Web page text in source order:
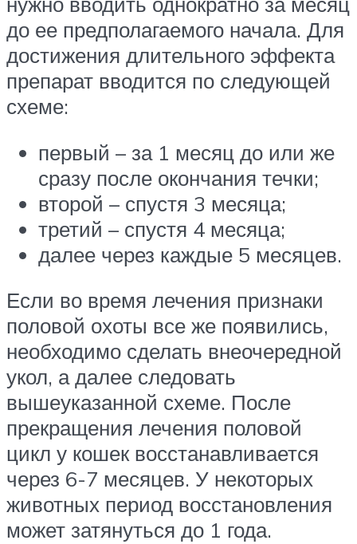
до ее предполагаемого начала. Для
достижения длительного эффекта
препарат вводится по следующей
схеме:
первый – за 1 месяц до или же
сразу после окончания течки;
второй – спустя 3 месяца;
третий – спустя 4 месяца;
далее через каждые 5 месяцев.
Если во время лечения признаки
половой охоты все же появились,
необходимо сделать внеочередной
укол, а далее следовать
вышеуказанной схеме. После
прекращения лечения половой
цикл у кошек восстанавливается
через 6-7 месяцев. У некоторых
животных период восстановления
может затянуться до 1 года.